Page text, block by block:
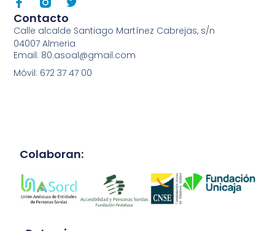
Contacto
Calle alcalde Santiago Martínez Cabrejas, s/n
04007 Almeria
Email: 80.asoal@gmail.com
Móvil: 672 37 47 00
Colaboran: